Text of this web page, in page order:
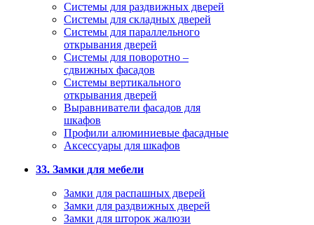
Системы для раздвижных дверей
Системы для складных дверей
Системы для параллельного
открывания дверей
Системы для поворотно –
сдвижных фасадов
Системы вертикального
открывания дверей
Выравниватели фасадов для
шкафов
Профили алюминиевые фасадные
Аксессуары для шкафов
33. Замки для мебели
Замки для распашных дверей
Замки для раздвижных дверей
Замки для шторок жалюзи